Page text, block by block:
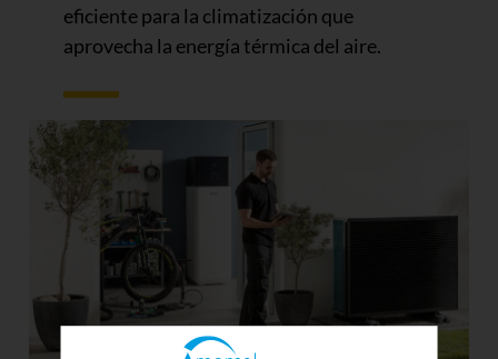
eficiente para la climatización que
aprovecha la energía térmica del aire.